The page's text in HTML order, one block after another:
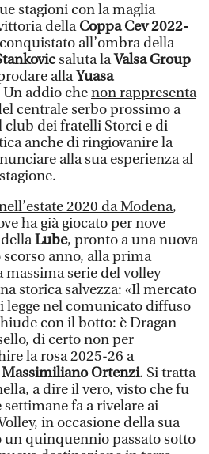
stagioni con la maglia
dellaCoppa Cev 2022-
all’ombra della
saluta laValsa Group
allaYuasa
Un addio chenon rappresenta
centrale serbo prossimo a
club dei fratelli Storci e di
anche di ringiovanire la
alla sua esperienza al
2020 da Modena,
ha già giocato per nove
Lube, pronto a una nuova
anno, alla prima
massima serie del volley
storica salvezza: «Il mercato
legge nel comunicato diffuso
con il botto: è Dragan
di certo non per
la rosa 2025-26 a
Massimiliano Ortenzi. Si tratta
a dire il vero, visto che fu
settimane fa a rivelare ai
in occasione della sua
quinquennio passato sotto